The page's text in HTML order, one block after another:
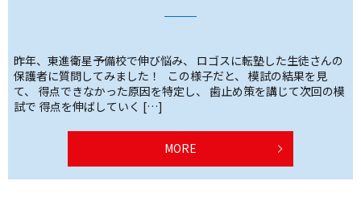
昨年、東進衛星予備校で伸び悩み、 ロゴスに転塾した生徒さんの
保護者に質問してみました！ この様子だと、 模試の結果を見
て、 得点できなかった原因を特定し、 歯止め策を講じて次回の模
試で 得点を伸ばしていく […]
MORE